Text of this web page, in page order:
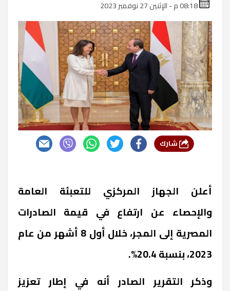
أعلن الجهاز المركزي للتعبئة العامة
والإحصاء عن ارتفاع في قيمة الصادرات
المصرية إلى المجر، خلال أول 8 أشهر من عام
2023، بنسبة 20.4%.
وذكر التقرير الصادر أنه في إطار تعزيز